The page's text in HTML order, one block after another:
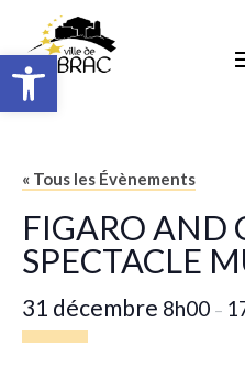
Ouvrir la barre d’outils
« Tous les Évènements
FIGARO AND
SPECTACLE
31 décembre 8h00 –